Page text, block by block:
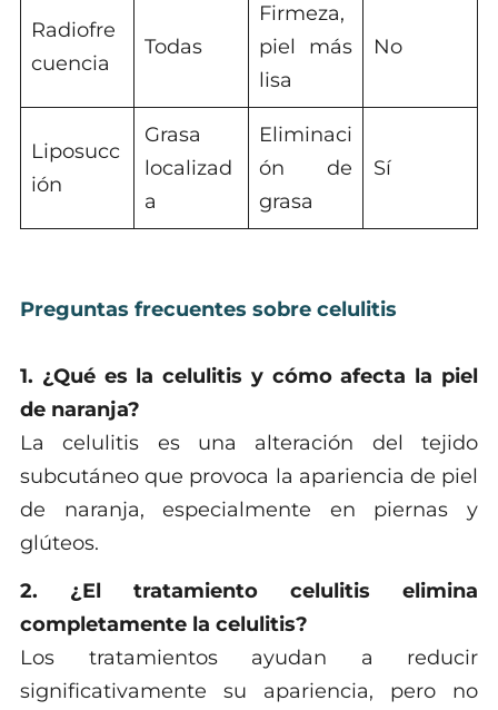
Radiofre
cuencia
Todas
Firmeza,
piel más
lisa
No
Liposucc
ión
Grasa
localizad
a
Eliminaci
ón de
grasa
Sí
Preguntas frecuentes sobre celulitis
1. ¿Qué es la celulitis y cómo afecta la piel
de naranja?
La celulitis es una alteración del tejido
subcutáneo que provoca la apariencia de piel
de naranja, especialmente en piernas y
glúteos.
2. ¿El tratamiento celulitis elimina
completamente la celulitis?
Los tratamientos ayudan a reducir
significativamente su apariencia, pero no